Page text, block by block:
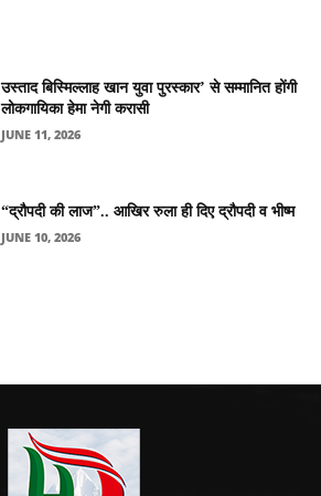
उस्ताद बिस्मिल्लाह खान युवा पुरस्कार’ से सम्मानित होंगी
लोकगायिका हेमा नेगी करासी
JUNE 11, 2026
“द्रौपदी की लाज”.. आखिर रुला ही दिए द्रौपदी व भीष्म
JUNE 10, 2026